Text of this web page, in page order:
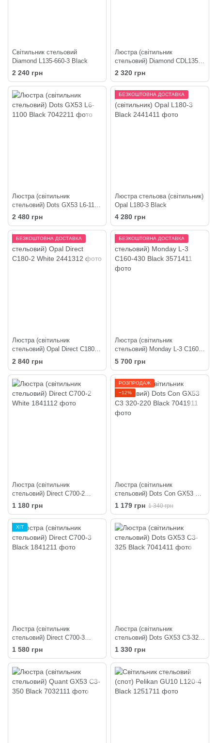
Світильник стельовий
Diamond L135-660-3 Black
2 240 грн
Люстра (світильник
стельовий) Diamond CDL135-
250-3 White
2 320 грн
Люстра (світильник
стельовий) Dots GX53 L6-1100
Black
2 480 грн
БЕЗКОШТОВНА ДОСТАВКА
Люстра стельова (світильник)
Opal L180-3 Black
4 280 грн
БЕЗКОШТОВНА ДОСТАВКА
Люстра (світильник
стельовий) Opal Direct C180-2
White
2 840 грн
БЕЗКОШТОВНА ДОСТАВКА
Люстра (світильник
стельовий) Monday L-3 C160-
430 Black
5 700 грн
Люстра (світильник
стельовий) Direct C700-2
White
1 180 грн
РОЗПРОДАЖ
−12%
Люстра (світильник
стельовий) Dots Con GX53 C3
320-220 Black
1 179 грн 1 340 грн
ХІТ
Люстра (світильник
стельовий) Direct C700-3
Black
1 580 грн
Люстра (світильник
стельовий) Dots GX53 C3-325
Black
1 330 грн